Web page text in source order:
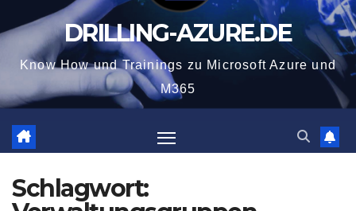
DRILLING-AZURE.DE
Know How und Trainings zu Microsoft Azure und
M365
Schlagwort: